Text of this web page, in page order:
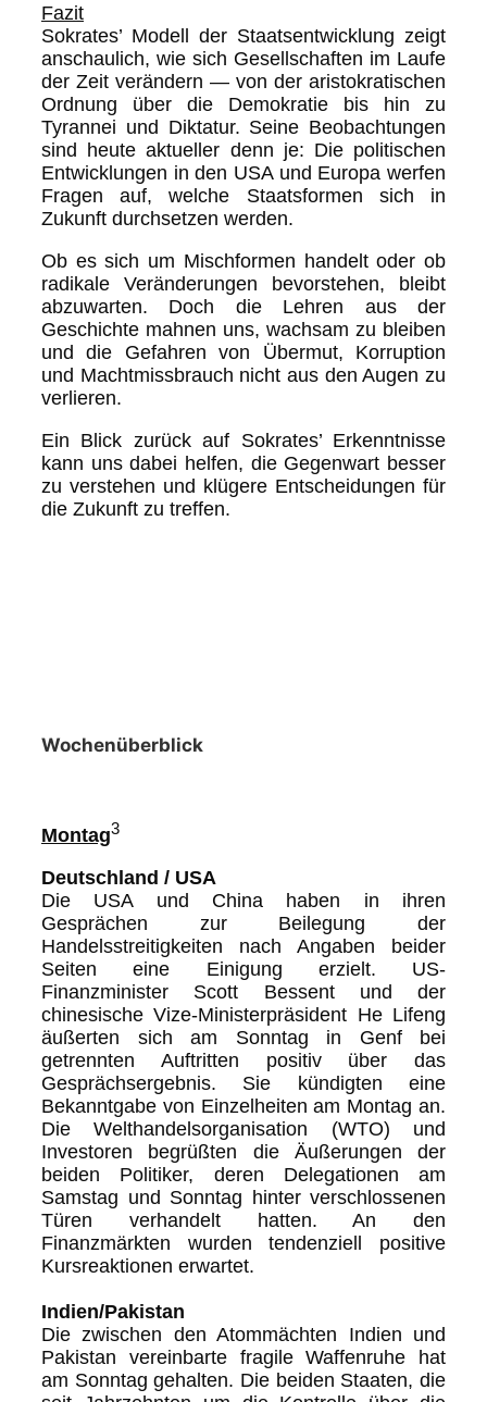
Fazit
Sokrates’ Modell der Staatsentwicklung zeigt
anschaulich, wie sich Gesellschaften im Laufe
der Zeit verändern — von der aristokratischen
Ordnung über die Demokratie bis hin zu
Tyrannei und Diktatur. Seine Beobachtungen
sind heute aktueller denn je: Die politischen
Entwicklungen in den USA und Europa werfen
Fragen auf, welche Staatsformen sich in
Zukunft durchsetzen werden.
Ob es sich um Mischformen handelt oder ob
radikale Veränderungen bevorstehen, bleibt
abzuwarten. Doch die Lehren aus der
Geschichte mahnen uns, wachsam zu bleiben
und die Gefahren von Übermut, Korruption
und Machtmissbrauch nicht aus den Augen zu
verlieren.
Ein Blick zurück auf Sokrates’ Erkenntnisse
kann uns dabei helfen, die Gegenwart besser
zu verstehen und klügere Entscheidungen für
die Zukunft zu treffen.
Wochenüberblick
Montag3
Deutschland / USA
Die USA und China haben in ihren
Gesprächen zur Beilegung der
Handelsstreitigkeiten nach Angaben beider
Seiten eine Einigung erzielt. US-
Finanzminister Scott Bessent und der
chinesische Vize-Ministerpräsident He Lifeng
äußerten sich am Sonntag in Genf bei
getrennten Auftritten positiv über das
Gesprächsergebnis. Sie kündigten eine
Bekanntgabe von Einzelheiten am Montag an.
Die Welthandelsorganisation (WTO) und
Investoren begrüßten die Äußerungen der
beiden Politiker, deren Delegationen am
Samstag und Sonntag hinter verschlossenen
Türen verhandelt hatten. An den
Finanzmärkten wurden tendenziell positive
Kursreaktionen erwartet.
Indien/Pakistan
Die zwischen den Atommächten Indien und
Pakistan vereinbarte fragile Waffenruhe hat
am Sonntag gehalten. Die beiden Staaten, die